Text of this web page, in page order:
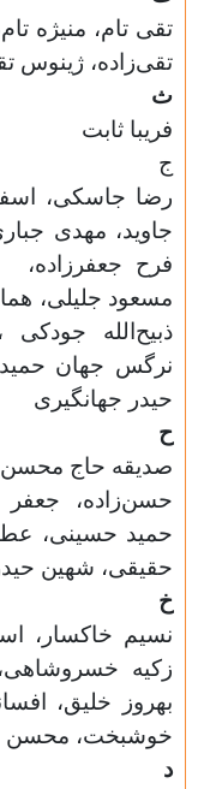
تقی تام، منیژه
تقی‌زاده، ژینوس
ث
فریبا ثابت
ج
رضا جاسکی،
جاوید، مهدی
فرح
مسعود جلیلی،
ذبیح‌الله
نرگس جهان
حیدر جهانگیری
ح
صدیقه حاج
حسن‌زاده، جعفر
حمید حسینی،
حقیقی، شهین
خ
نسیم خاکسار،
زکیه
بهروز خلیق،
خوشبخت، محسن
د